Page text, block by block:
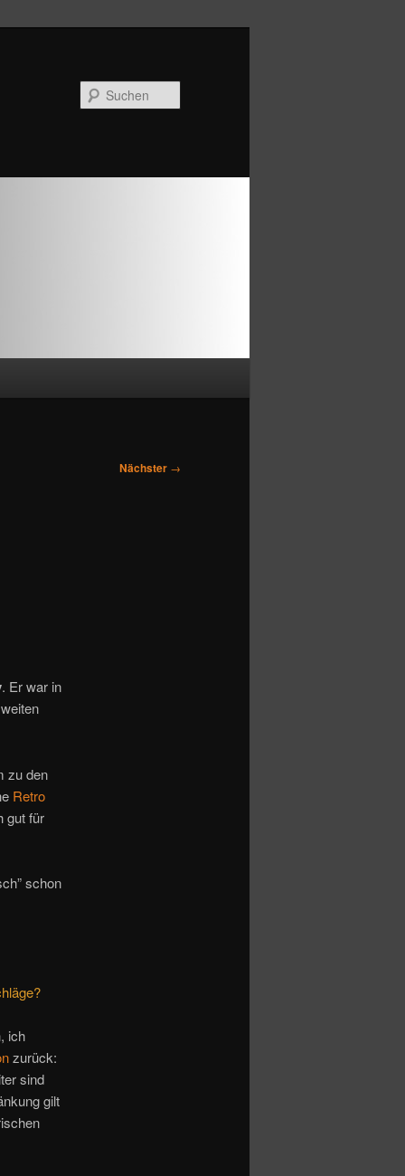
Nächster →
. Er war in
zu den
Retro
gut für
schon
ich
zurück:
sind
gilt